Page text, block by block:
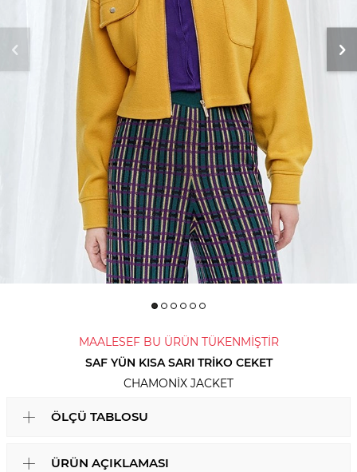
MAALESEF BU ÜRÜN TÜKENMİŞTİR
SAF YÜN KISA SARI TRIKO CEKET
CHAMONIX JACKET
ÖLÇÜ TABLOSU
ÜRÜN AÇIKLAMASI